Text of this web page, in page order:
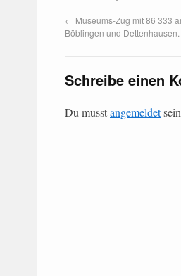
← Museums-Zug mit 86 333
Böblingen und Dettenhausen.
Schreibe einen
Du musstangemeldet